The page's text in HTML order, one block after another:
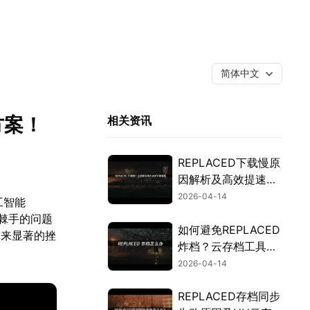
简体中文
！
智能
手的问题
显著的挫
相关资讯
REPLACED下载慢原
因解析及高效提速方
法推荐！
2026-04-14
如何避免REPLACED
炸档？云存档工具助
你无忧冒险！
2026-04-14
REPLACED存档同步